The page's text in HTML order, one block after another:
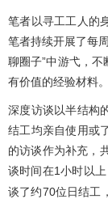
笔者以寻工工人的
笔者持续开展了每
聊圈子”中游弋，
有价值的经验材料
深度访谈以半结构
结工均亲自使用或
的访谈作为补充，
谈时间在1小时以
谈了约70位日结工